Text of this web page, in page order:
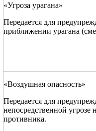
«Угроза урагана»
Передается для
приближении урагана
«Воздушная опасность»
Передается для
непосредственной угрозе
противника.